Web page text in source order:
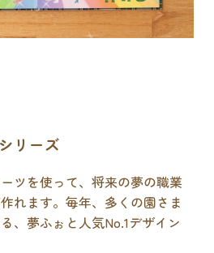
リーズ
ツを使って、将来の夢の職業
れます。毎年、多くの園さま
、夢ふぉと人気No.1デザイン